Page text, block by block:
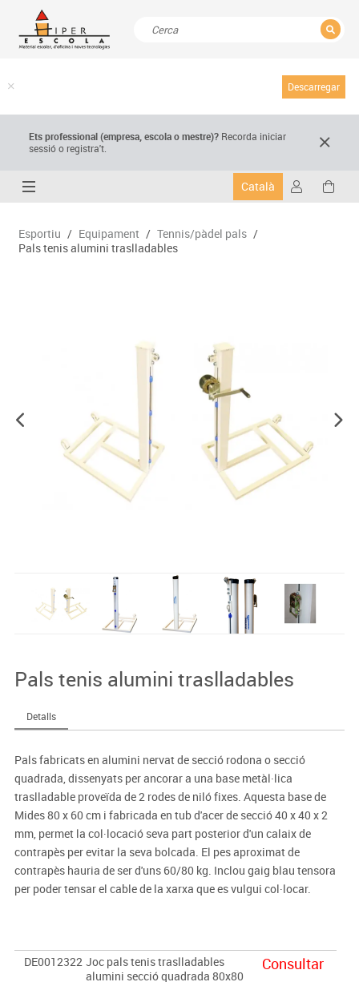
Descarregar
Ets professional (empresa,escola o mestre)? Recorda iniciar
sessió o registra't.
Català
Esportiu / Equipament / Tennis/pàdel pals /
Pals tenis alumini traslladables
Pals tenis alumini traslladables
Detalls
Pals fabricats en alumini nervat de secció rodona o secció
quadrada, dissenyats per ancorar a una base metàl·lica
traslladable proveïda de 2 rodes de niló fixes. Aquesta base de
Mides 80 x 60 cm i fabricada en tub d'acer de secció 40 x 40 x 2
mm, permet la col·locació seva part posterior d'un calaix de
contrapès per evitar la seva bolcada. El pes aproximat de
contrapès hauria de ser d'uns 60/80 kg. Inclou gaig blau tensora
per poder tensar el cable de la xarxa que es vulgui col·locar.
DE0012322 Joc pals tenis traslladables
alumini secció quadrada 80x80
Consultar